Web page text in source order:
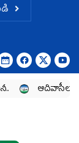
పోరాటానికి